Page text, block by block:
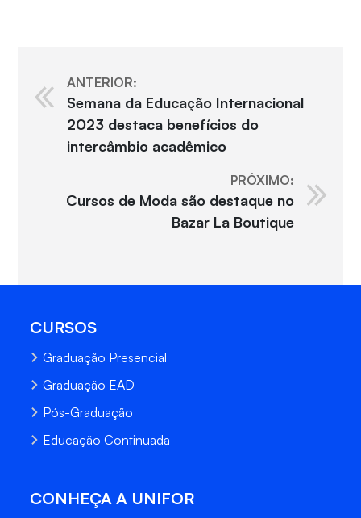
ANTERIOR:
Semana da Educação Internacional
2023 destaca benefícios do
intercâmbio acadêmico
PRÓXIMO:
Cursos de Moda são destaque no
Bazar La Boutique
CURSOS
Graduação Presencial
Graduação EAD
Pós-Graduação
Educação Continuada
CONHEÇA A UNIFOR